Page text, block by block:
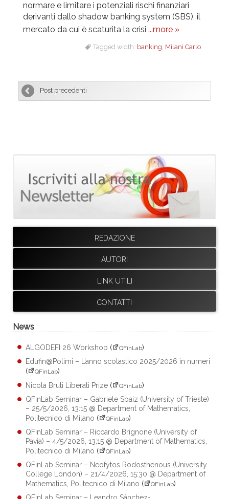
normare e limitare i potenziali rischi finanziari
derivanti dallo shadow banking system (SBS), il
mercato da cui è scaturita la crisi ...more »
Tagged width: banking, Milani Carlo
Post precedenti
REDAZIONE
AUTORI
LINK UTILI
CONTATTI
News
ALGODEFI 26 Workshop ( QFinLab)
Edufin@Polimi – L’anno scolastico 2025/2026 in numeri
(
QFinLab)
Nicola Bruti Liberati Prize ( QFinLab)
QFinLab Seminar – Gabriele Sbaiz (University of Trieste)
– 25/5/2026, 13:15 @ Department of Mathematics,
Politecnico di Milano ( QFinLab)
QFinLab Seminar – Riccardo Brignone (University of
Pavia) – 4/5/2026, 13:15 @ Department of Mathematics,
Politecnico di Milano ( QFinLab)
QFinLab Seminar – Neofytos Rodosthenous (University
College London) – 21/4/2026, 15:30 @ Department of
Mathematics, Politecnico di Milano ( QFinLab)